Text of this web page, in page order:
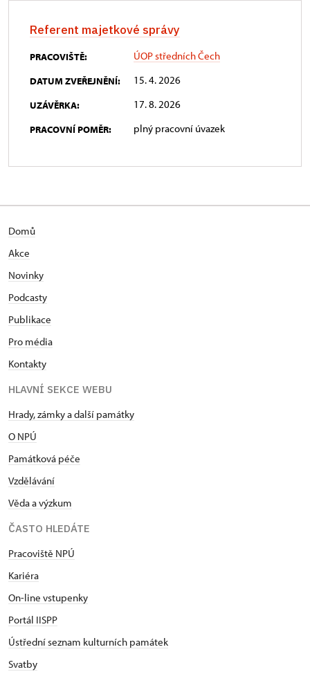
Referent majetkové správy
PRACOVIŠTĚ: ÚOP středních Čech
DATUM ZVEŘEJNĚNÍ: 15. 4. 2026
UZÁVĚRKA: 17. 8. 2026
PRACOVNÍ POMĚR: plný pracovní úvazek
Domů
Akce
Novinky
Podcasty
Publikace
Pro média
Kontakty
HLAVNÍ SEKCE WEBU
Hrady, zámky a další památky
O NPÚ
Památková péče
Vzdělávání
Věda a výzkum
ČASTO HLEDÁTE
Pracoviště NPÚ
Kariéra
On-line vstupenky
Portál IISPP
Ústřední seznam kulturních památek
Svatby